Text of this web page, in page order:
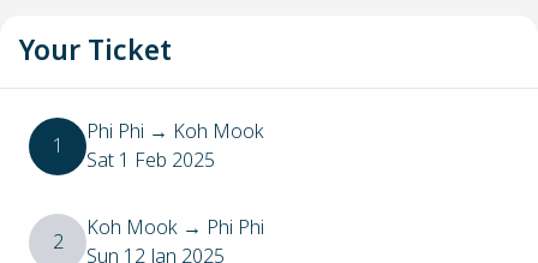
Your Ticket
1 Phi Phi → Koh Mook
Sat 1 Feb 2025
2 Koh Mook → Phi Phi
Sun 12 Jan 2025